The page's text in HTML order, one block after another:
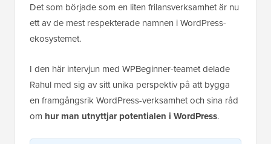
Det som började som en liten frilansverksamhet är nu
ett av de mest respekterade namnen i WordPress-
ekosystemet.
I den här intervjun med WPBeginner-teamet delade
Rahul med sig av sitt unika perspektiv på att bygga
en framgångsrik WordPress-verksamhet och sina råd
om hur man utnyttjar potentialen i WordPress.